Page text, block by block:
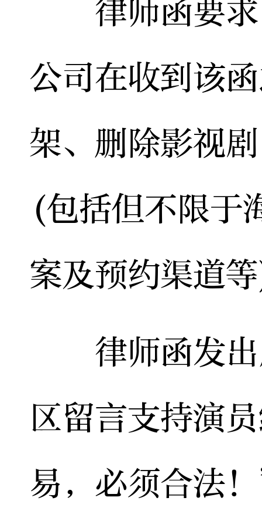
律师函要求
公司在收到该
架、删除影视
(包括但不限于
案及预约渠道
律师函发出
区留言支持演
易，必须合法